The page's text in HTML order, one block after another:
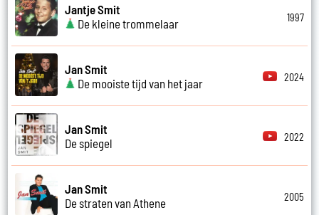
Jantje Smit
De kleine trommelaar
1997
Jan Smit
De mooiste tijd van het jaar
2024
Jan Smit
De spiegel
2022
Jan Smit
De straten van Athene
2005